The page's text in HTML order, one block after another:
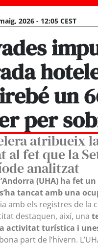
2026 - 12:05 CEST
un
per
atribueix
al fet que la
analitzat
(UHA) ha fet
tancat amb una
amb els registres de la
destaquen, així, una
activitat turística i
part de l’hivern.